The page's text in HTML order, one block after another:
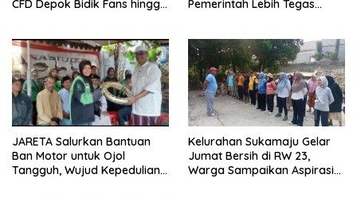
CFD Depok Bidik Fans hingga
Pemerintah Lebih Tegas
JARETA Salurkan Bantuan
Ban Motor untuk Ojol
Tangguh, Wujud Kepedulian
Kelurahan Sukamaju Gelar
Jumat Bersih di RW 23,
Warga Sampaikan Aspirasi